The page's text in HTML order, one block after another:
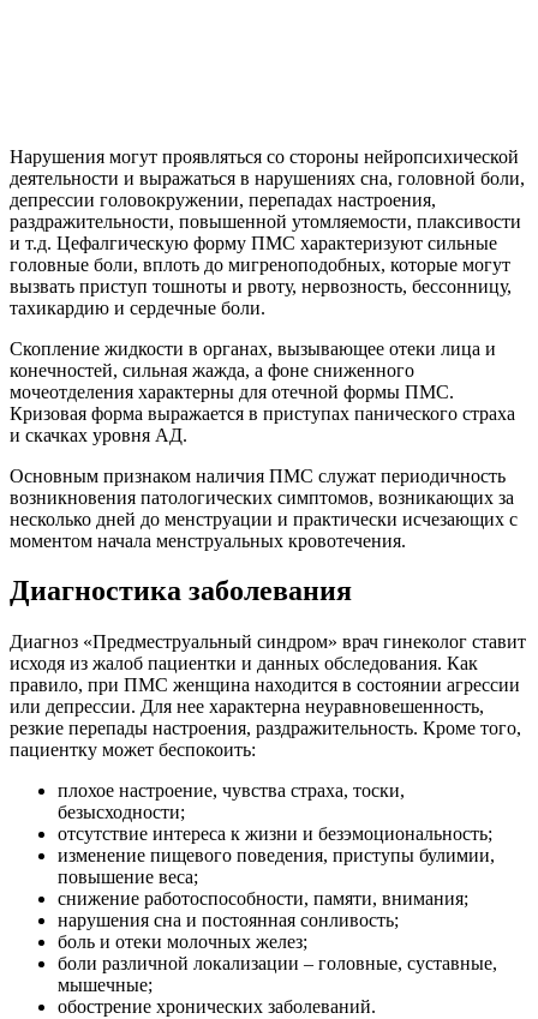
Нарушения могут проявляться со стороны нейропсихической
деятельности и выражаться в нарушениях сна, головной боли,
депрессии головокружении, перепадах настроения,
раздражительности, повышенной утомляемости, плаксивости
и т.д. Цефалгическую форму ПМС характеризуют сильные
головные боли, вплоть до мигреноподобных, которые могут
вызвать приступ тошноты и рвоту, нервозность, бессонницу,
тахикардию и сердечные боли.
Скопление жидкости в органах, вызывающее отеки лица и
конечностей, сильная жажда, а фоне сниженного
мочеотделения характерны для отечной формы ПМС.
Кризовая форма выражается в приступах панического страха
и скачках уровня АД.
Основным признаком наличия ПМС служат периодичность
возникновения патологических симптомов, возникающих за
несколько дней до менструации и практически исчезающих с
моментом начала менструальных кровотечения.
Диагностика заболевания
Диагноз «Предместруальный синдром» врач гинеколог ставит
исходя из жалоб пациентки и данных обследования. Как
правило, при ПМС женщина находится в состоянии агрессии
или депрессии. Для нее характерна неуравновешенность,
резкие перепады настроения, раздражительность. Кроме того,
пациентку может беспокоить:
плохое настроение, чувства страха, тоски,
безысходности;
отсутствие интереса к жизни и безэмоциональность;
изменение пищевого поведения, приступы булимии,
повышение веса;
снижение работоспособности, памяти, внимания;
нарушения сна и постоянная сонливость;
боль и отеки молочных желез;
боли различной локализации – головные, суставные,
мышечные;
обострение хронических заболеваний.